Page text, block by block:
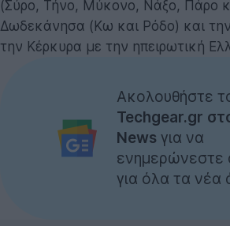
(Σύρο, Τήνο, Μύκονο, Νάξο, Πάρο
Δωδεκάνησα (Κω και Ρόδο) και
την Κέρκυρα με την ηπειρωτική
Ακολουθήστε
Techgear.gr
News για να
ενημερώνεστε
για όλα τα νέα